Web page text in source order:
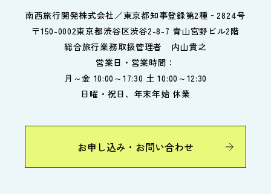
南西旅行開発株式会社／東京都知事登録第2種‐2824号
〒150-0002東京都渋谷区渋谷2-8-7 青山宮野ビル2階
総合旅行業務取扱管理者 内山貴之
営業日・営業時間：
月～金 10:00～17:30 土 10:00～12:30
日曜・祝日、年末年始 休業
お申し込み・お問い合わせ